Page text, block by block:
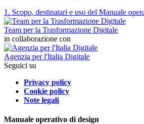
1. Scopo, destinatari e uso del Manuale
Team per la Trasformazione Digitale
in collaborazione con
Agenzia per l'Italia Digitale
Seguici su
Privacy policy
Cookie policy
Note legali
Manuale operativo di design